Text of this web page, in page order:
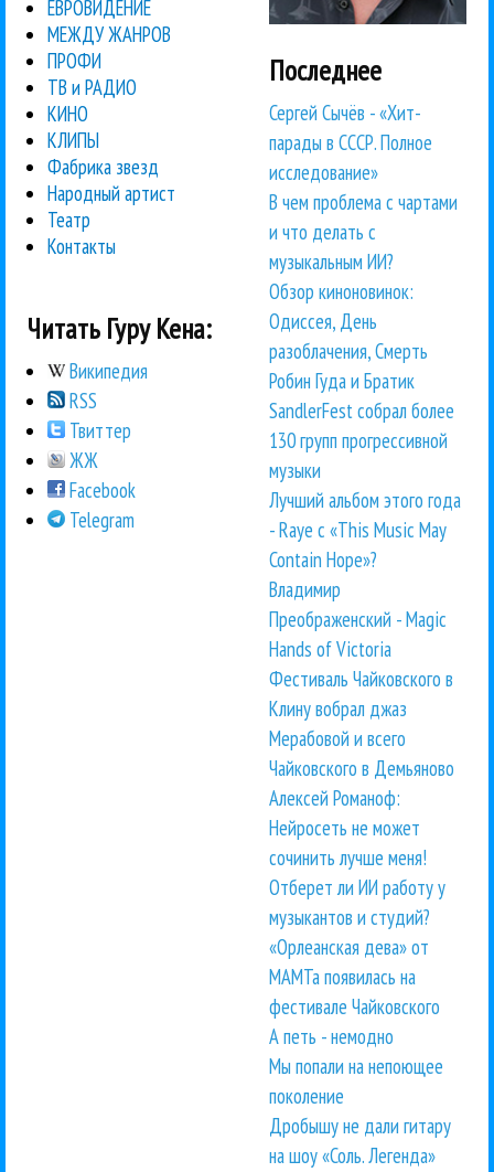
ЕВРОВИДЕНИЕ
МЕЖДУ ЖАНРОВ
ПРОФИ
ТВ и РАДИО
КИНО
КЛИПЫ
Фабрика звезд
Народный артист
Театр
Контакты
Читать Гуру Кена:
Википедия
RSS
Твиттер
ЖЖ
Facebook
Telegram
Последнее
Сергей Сычёв - «Хит-
парады в СССР. Полное
исследование»
В чем проблема с чартами
и что делать с
музыкальным ИИ?
Обзор киноновинок:
Одиссея, День
разоблачения, Смерть
Робин Гуда и Братик
SandlerFest собрал более
130 групп прогрессивной
музыки
Лучший альбом этого года
- Raye с «This Music May
Contain Hope»?
Владимир
Преображенский - Magic
Hands of Victoria
Фестиваль Чайковского в
Клину вобрал джаз
Мерабовой и всего
Чайковского в Демьяново
Алексей Романоф:
Нейросеть не может
сочинить лучше меня!
Отберет ли ИИ работу у
музыкантов и студий?
«Орлеанская дева» от
МАМТа появилась на
фестивале Чайковского
А петь - немодно
Мы попали на непоющее
поколение
Дробышу не дали гитару
на шоу «Соль. Легенда»